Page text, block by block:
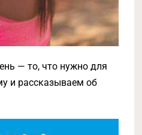
— то, что нужно для
и рассказываем об